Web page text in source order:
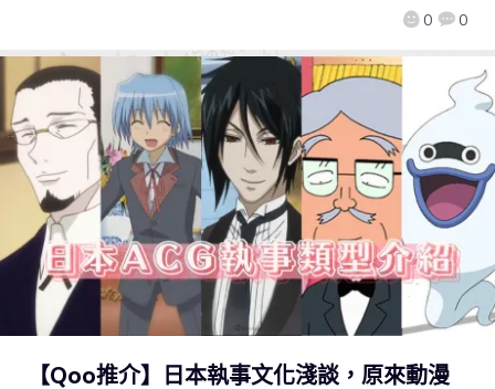
0 0
【Qoo推介】日本執事文化淺談，原來動漫